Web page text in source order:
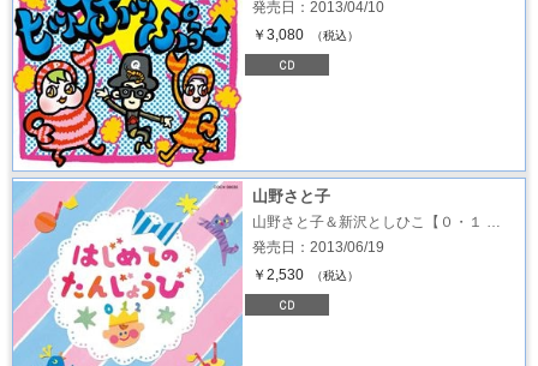
発売日：2013/04/10
￥3,080
（税込）
山野さと子
山野さと子＆新沢としひこ【０・１ …
発売日：2013/06/19
￥2,530
（税込）